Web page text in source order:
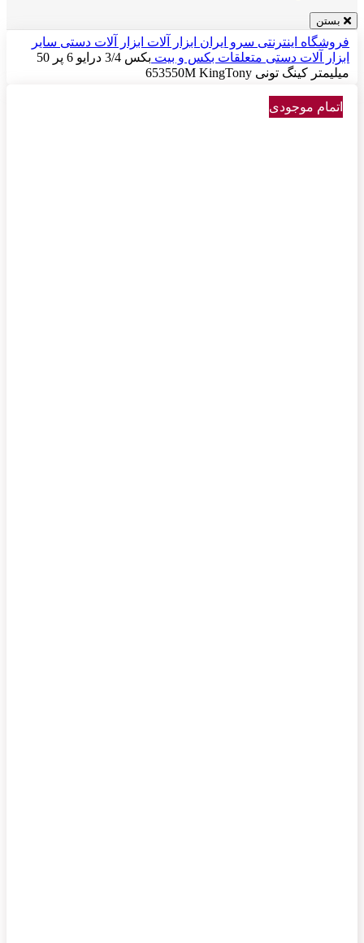
بستن
فروشگاه اینترنتی سرو ایران ابزار آلات ابزار آلات دستی سایر
ابزار آلات دستی متعلقات بکس و بیت
بکس 3/4 درایو 6 پر 50
میلیمتر کینگ تونی 653550M KingTony
اتمام موجودی